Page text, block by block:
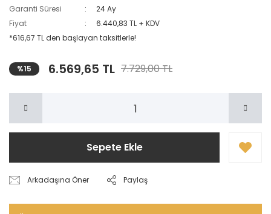
Garanti Süresi
24 Ay
Fiyat
6.440,83 TL + KDV
*616,67 TL den başlayan taksitlerle!
%15 6.569,65 TL 7.729,00 TL
Sepete Ekle
Arkadaşına Öner Paylaş